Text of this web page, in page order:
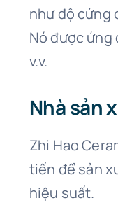
như độ cứng
Nó được
v.v.
Nhà sản
Zhi Hao
tiến để sản
hiệu suất.